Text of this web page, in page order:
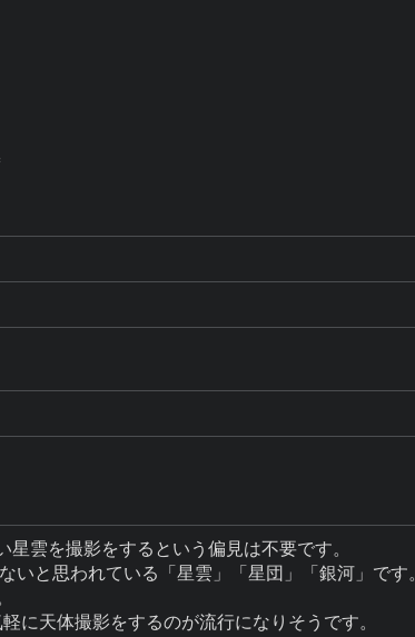
雲を撮影をするという偏見は不要です。
と思われている「星雲」「星団」「銀河」です。